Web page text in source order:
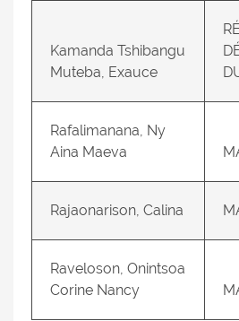
Kamanda Tshibangu
Muteba, Exauce
Rafalimanana, Ny
Aina Maeva
Rajaonarison, Calina
Raveloson, Onintsoa
Corine Nancy